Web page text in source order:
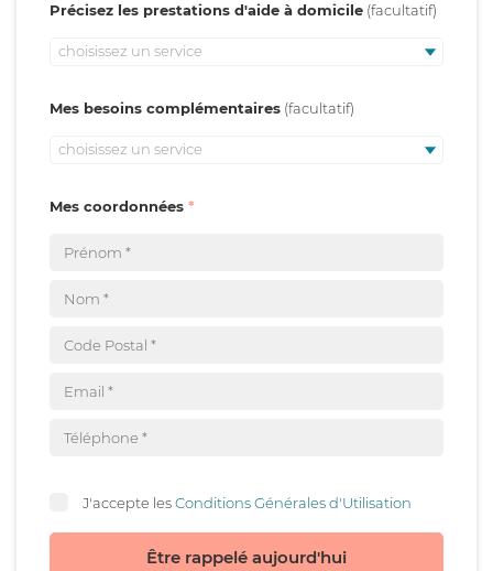
Précisez les prestations d'aide à domicile
choisissez un service
Mes besoins complémentaires
choisissez un service
Mes coordonnées
J'accepte lesConditions Générales d'Utilisation
Être rappelé aujourd'hui